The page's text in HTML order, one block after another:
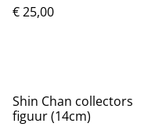
€ 25,00
Shin Chan collectors
figuur (14cm)